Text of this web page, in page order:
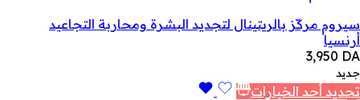
سيروم مركّز بالريتينال لتجديد البشرة ومحاربة التجاعيد
أرنسيا
3,950 DA
جديد
تحديد أحد الخيارات